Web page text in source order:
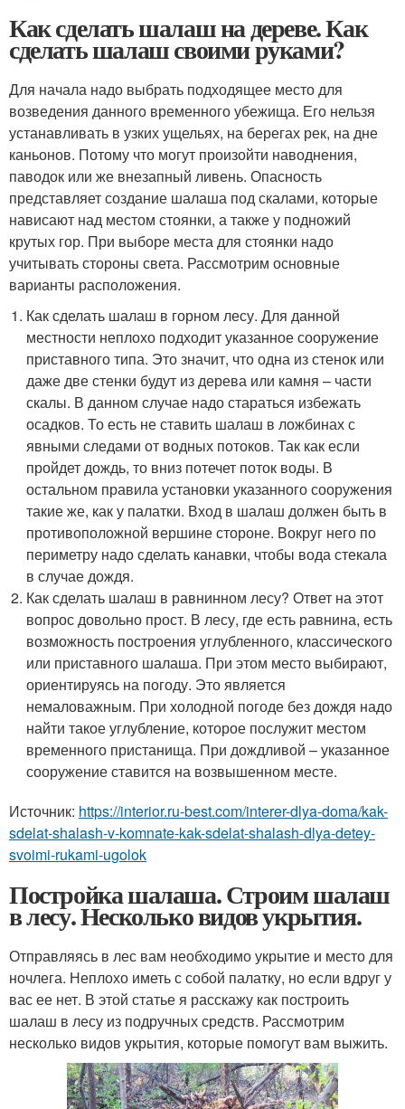
Как сделать шалаш на дереве. Как
сделать шалаш своими руками?
Для начала надо выбрать подходящее место для
возведения данного временного убежища. Его нельзя
устанавливать в узких ущельях, на берегах рек, на дне
каньонов. Потому что могут произойти наводнения,
паводок или же внезапный ливень. Опасность
представляет создание шалаша под скалами, которые
нависают над местом стоянки, а также у подножий
крутых гор. При выборе места для стоянки надо
учитывать стороны света. Рассмотрим основные
варианты расположения.
Как сделать шалаш в горном лесу. Для данной
местности неплохо подходит указанное сооружение
приставного типа. Это значит, что одна из стенок или
даже две стенки будут из дерева или камня – части
скалы. В данном случае надо стараться избежать
осадков. То есть не ставить шалаш в ложбинах с
явными следами от водных потоков. Так как если
пройдет дождь, то вниз потечет поток воды. В
остальном правила установки указанного сооружения
такие же, как у палатки. Вход в шалаш должен быть в
противоположной вершине стороне. Вокруг него по
периметру надо сделать канавки, чтобы вода стекала
в случае дождя.
Как сделать шалаш в равнинном лесу? Ответ на этот
вопрос довольно прост. В лесу, где есть равнина, есть
возможность построения углубленного, классического
или приставного шалаша. При этом место выбирают,
ориентируясь на погоду. Это является
немаловажным. При холодной погоде без дождя надо
найти такое углубление, которое послужит местом
временного пристанища. При дождливой – указанное
сооружение ставится на возвышенном месте.
Источник: https://interior.ru-best.com/interer-dlya-doma/kak-
sdelat-shalash-v-komnate-kak-sdelat-shalash-dlya-detey-
svoimi-rukami-ugolok
Постройка шалаша. Строим шалаш
в лесу. Несколько видов укрытия.
Отправляясь в лес вам необходимо укрытие и место для
ночлега. Неплохо иметь с собой палатку, но если вдруг у
вас ее нет. В этой статье я расскажу как построить
шалаш в лесу из подручных средств. Рассмотрим
несколько видов укрытия, которые помогут вам выжить.